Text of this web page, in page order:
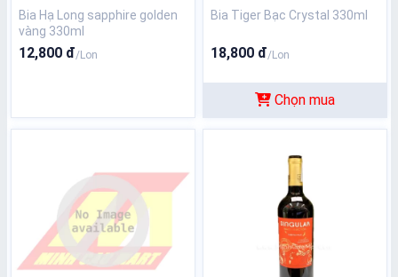
Bia Hạ Long sapphire golden
vàng 330ml
12,800 đ/Lon
Bia Tiger Bạc Crystal 330ml
18,800 đ/Lon
Chọn mua